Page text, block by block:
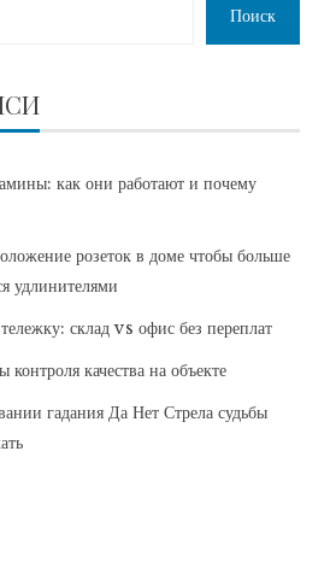
Поиск
как они работают и почему
розеток в доме чтобы больше
удлинителями
склад vs офис без переплат
качества на объекте
гадания Да Нет Стрела судьбы